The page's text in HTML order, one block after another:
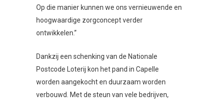
Op die manier kunnen we ons vernieuwende en
hoogwaardige zorgconcept verder
ontwikkelen.”
Dankzij een schenking van de Nationale
Postcode Loterij kon het pand in Capelle
worden aangekocht en duurzaam worden
verbouwd. Met de steun van vele bedrijven,